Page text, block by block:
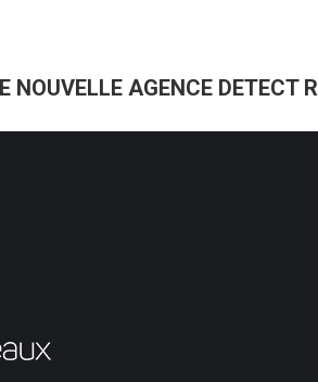
NOUVELLE AGENCE DETECT